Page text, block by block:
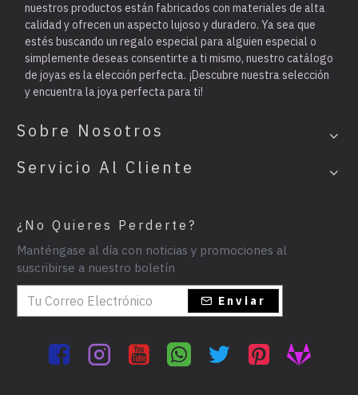
nuestros productos están fabricados con materiales de alta
calidad y ofrecen un aspecto lujoso y duradero. Ya sea que
estés buscando un regalo especial para alguien especial o
simplemente deseas consentirte a ti mismo, nuestro catálogo
de joyas es la elección perfecta. ¡Descubre nuestra selección
y encuentra la joya perfecta para ti!
Sobre Nosotros
Servicio Al Cliente
¿No Quieres Perderte?
Manténgase al día con noticias y promociones al
suscribirse a nuestro boletín
Enviar